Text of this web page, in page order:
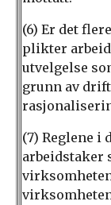
(6) Er det
plikter
utvelgelse
grunn av
(7) Reglene i
arbeidstaker